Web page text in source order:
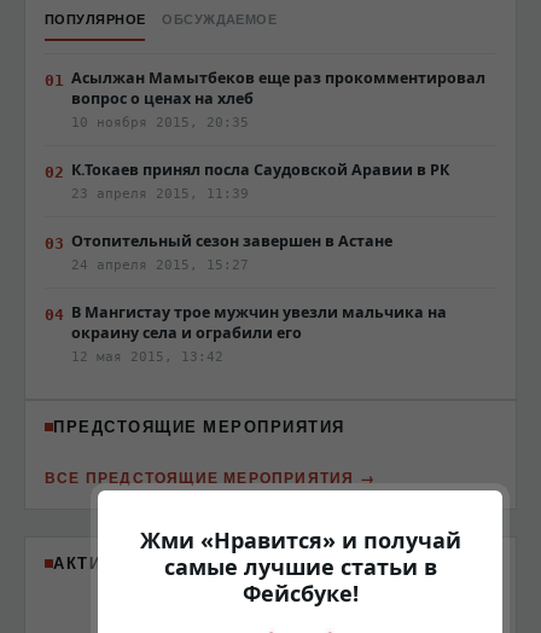
ПОПУЛЯРНОЕ ОБСУЖДАЕМОЕ
Асылжан Мамытбеков еще раз прокомментировал
вопрос о ценах на хлеб
10 ноября 2015, 20:35
К.Токаев принял посла Саудовской Аравии в РК
23 апреля 2015, 11:39
Отопительный сезон завершен в Астане
24 апреля 2015, 15:27
В Мангистау трое мужчин увезли мальчика на
окраину села и ограбили его
12 мая 2015, 13:42
ПРЕДСТОЯЩИЕ МЕРОПРИЯТИЯ
ВСЕ ПРЕДСТОЯЩИЕ МЕРОПРИЯТИЯ
АКТИВНЫЕ ПАРТНЁРЫ
Жми «Нравится» и получай
самые лучшие статьи в
Фейсбуке!